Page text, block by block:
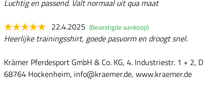
Luchtig en passend. Valt normaal uit qua maat
22.4.2025 (Bevestigde aankoop)
Heerlijke trainingsshirt, goede pasvorm en droogt snel.
Krämer Pferdesport GmbH & Co. KG, 4. Industriestr. 1 + 2, D
68764 Hockenheim, info@kraemer.de, www.kraemer.de